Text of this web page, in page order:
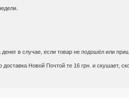
в случае, если товар не подошёл или
Новой Почтой те 16 грн. и скушает,